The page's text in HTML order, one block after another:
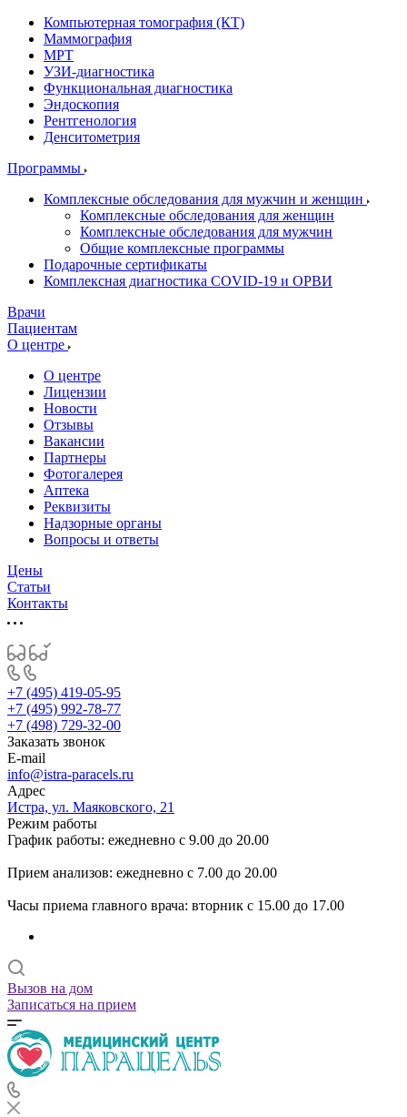
Компьютерная томография (КТ)
Маммография
МРТ
УЗИ-диагностика
Функциональная диагностика
Эндоскопия
Рентгенология
Денситометрия
Программы
Комплексные обследования для мужчин и женщин
Комплексные обследования для женщин
Комплексные обследования для мужчин
Общие комплексные программы
Подарочные сертификаты
Комплексная диагностика COVID-19 и ОРВИ
Врачи
Пациентам
О центре
О центре
Лицензии
Новости
Отзывы
Вакансии
Партнеры
Фотогалерея
Аптека
Реквизиты
Надзорные органы
Вопросы и ответы
Цены
Статьи
Контакты
+7 (495) 419-05-95
+7 (495) 992-78-77
+7 (498) 729-32-00
Заказать звонок
E-mail
info@istra-paracels.ru
Адрес
Истра, ул. Маяковского, 21
Режим работы
График работы: ежедневно с 9.00 до 20.00
Прием анализов: ежедневно с 7.00 до 20.00
Часы приема главного врача: вторник с 15.00 до 17.00
Вызов на дом
Записаться на прием